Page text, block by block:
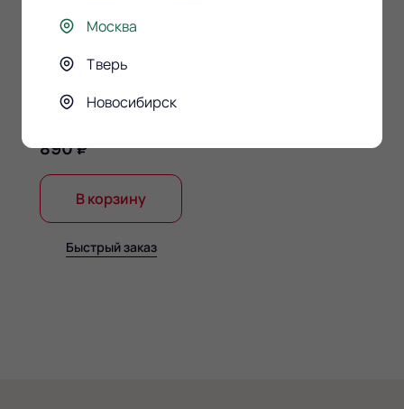
Конфеты Raffaello 150гр.
890 ₽
В корзину
Быстрый заказ
Москва
Тверь
Новосибирск